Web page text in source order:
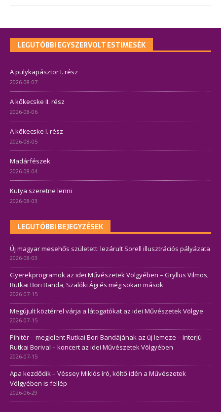
LEGUTÓBBI EGYSZERVOLT ESTIMESÉK
A pulykapásztor I. rész
2026-08-07
A kőkecske II. rész
2026-08-06
A kőkecske I. rész
2026-08-05
Madárfészek
2026-08-04
Kutya szeretne lenni
2026-08-03
LEGUTÓBBI BEJEGYZÉSEK
Új magyar mesehős született: lezárult Sorell illusztrációs pályázata
2026-08-03
Gyerekprogramok az idei Művészetek Völgyében – Gryllus Vilmos,
Rutkai Bori Banda, Szalóki Ági és még sokan mások
2026-07-15
Megújult köztérrel várja a látogatókat az idei Művészetek Völgye
2026-07-15
Pihitér – megjelent Rutkai Bori Bandájának az új lemeze – interjú
Rutkai Borival – koncert az idei Művészetek Völgyében
2026-07-15
Apa kezdődik – Véssey Miklós író, költő idén a Művészetek
Völgyében is fellép
2026-06-29